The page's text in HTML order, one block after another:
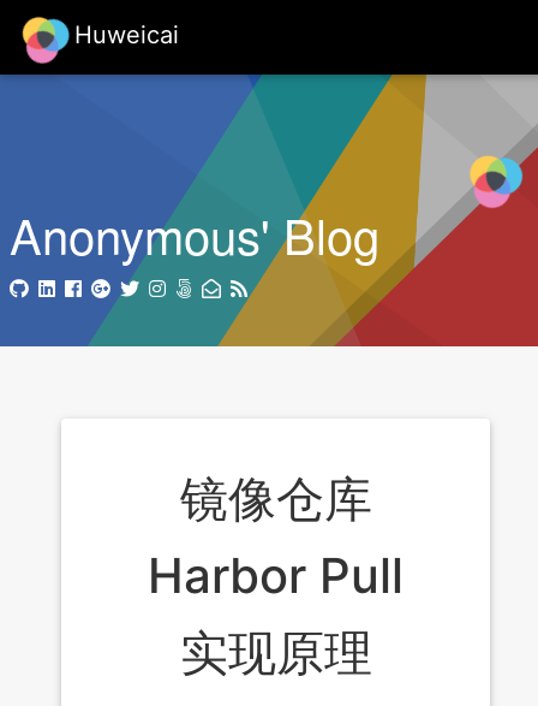
Huweicai
Anonymous' Blog
镜像仓库
Harbor Pull
实现原理